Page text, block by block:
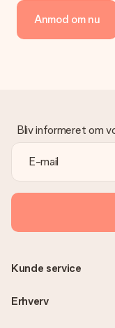
Vi tilbyder følgende
kreditkort, faktura
manuel betaling
venligst vores
passende løsning.
Er fakturaen sendt
Ingen faktura
fakturaen i
MySurprise-konto.
direkte til
overraskelse!
Anmod om nu
Bliv informeret om
Kunde service
Erhverv